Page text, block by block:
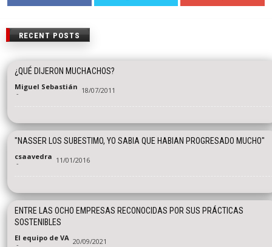
RECENT POSTS
¿QUÉ DIJERON MUCHACHOS?
Miguel Sebastián
- 18/07/2011
"NASSER LOS SUBESTIMO, YO SABIA QUE HABIAN PROGRESADO MUCHO"
csaavedra
- 11/01/2016
ENTRE LAS OCHO EMPRESAS RECONOCIDAS POR SUS PRÁCTICAS
SOSTENIBLES
El equipo de VA
- 20/09/2021